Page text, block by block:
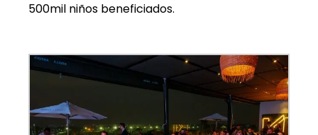
500mil niños beneficiados.